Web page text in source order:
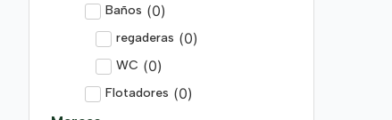
Baños (0)
regaderas (0)
WC (0)
Flotadores (0)